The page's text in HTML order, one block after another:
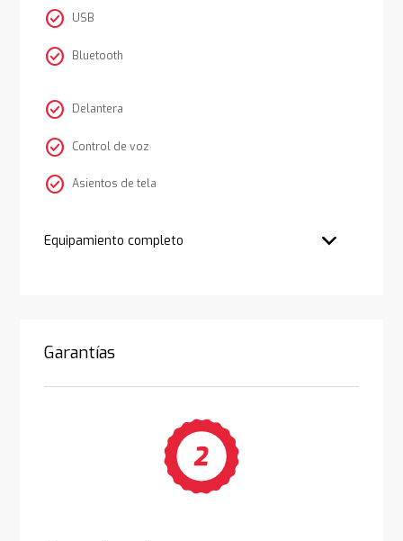
check_circle USB
check_circle Bluetooth
check_circle Delantera
check_circle Control de voz
check_circle Asientos de tela
Equipamiento completo
Garantías